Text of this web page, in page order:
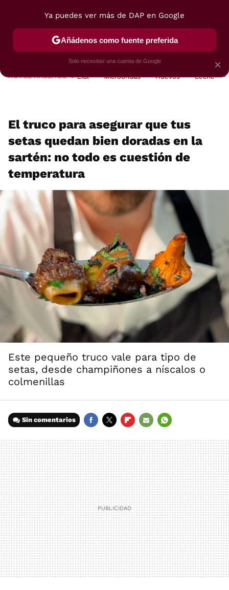
POSTRES VIAJES SELECCIÓN VEGUI
HOY SE HABLA DE Lidl Microondas Huevos Leche
El truco para asegurar que tus
setas quedan bien doradas en la
sartén: no todo es cuestión de
temperatura
Este pequeño truco vale para tipo de
setas, desde champiñones a níscalos o
colmenillas
Sin comentarios
MAIL
×
Ya puedes ver más de DAP en Google
Añádenos como fuente preferida
Solo necesitas una cuenta de Google